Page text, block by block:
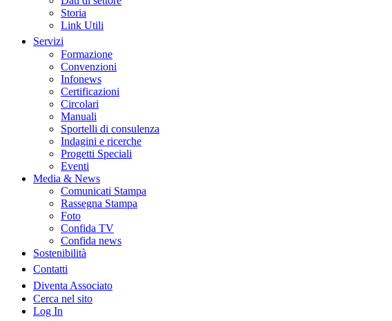
Storia
Link Utili
Servizi
Formazione
Convenzioni
Infonews
Certificazioni
Circolari
Manuali
Sportelli di consulenza
Indagini e ricerche
Progetti Speciali
Eventi
Media & News
Comunicati Stampa
Rassegna Stampa
Foto
Confida TV
Confida news
Sostenibilità
Contatti
Diventa Associato
Cerca nel sito
Log In